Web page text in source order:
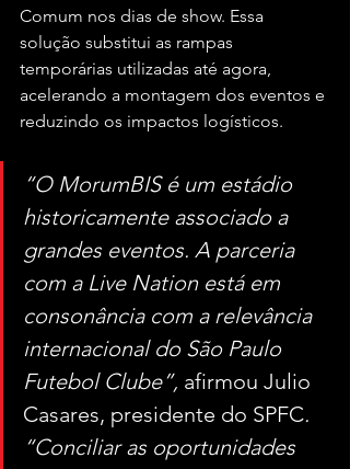
Comum nos dias de show. Essa
solução substitui as rampas
temporárias utilizadas até agora,
acelerando a montagem dos eventos e
reduzindo os impactos logísticos.
“O MorumBIS é um estádio
historicamente associado a
grandes eventos. A parceria
com a Live Nation está em
consonância com a relevância
internacional do São Paulo
Futebol Clube”, afirmou Julio
Casares, presidente do SPFC.
“Conciliar as oportunidades